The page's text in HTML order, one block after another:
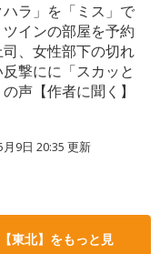
ハラ」を「ミス」で
インの部屋を予約
司、女性部下の切れ
撃にに「スカッと
声【作者に聞く】
月9日 20:35 更新
東北】をもっと見